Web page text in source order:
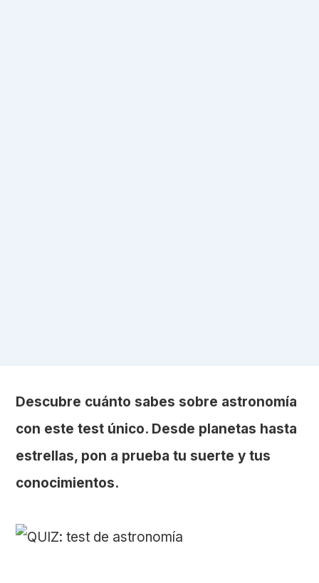
Descubre cuánto sabes sobre astronomía
con este test único. Desde planetas hasta
estrellas, pon a prueba tu suerte y tus
conocimientos.